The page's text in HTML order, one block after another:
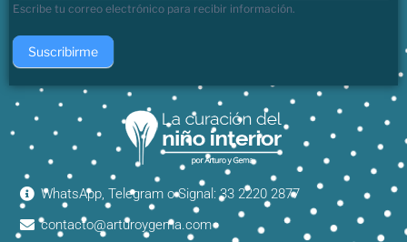
Escribe tu correo electrónico para recibir información.
Suscribirme
WhatsApp, Telegram o Signal: 33 2220 2877
contacto@arturoygema.com